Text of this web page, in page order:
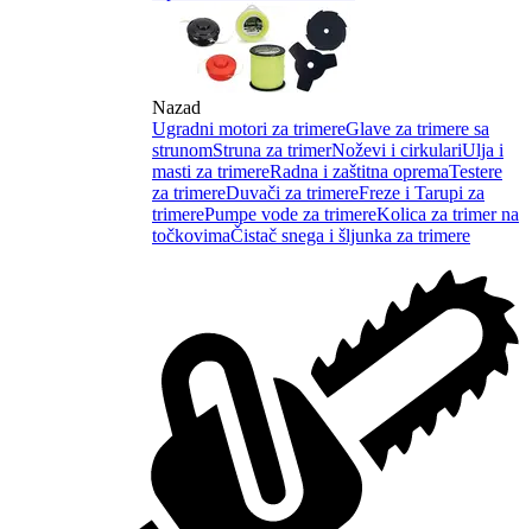
Nazad
Ugradni motori za trimereGlave za trimere sa
strunomStruna za trimerNoževi i cirkulariUlja i
masti za trimereRadna i zaštitna opremaTestere
za trimereDuvači za trimereFreze i Tarupi za
trimerePumpe vode za trimereKolica za trimer na
točkovimaČistač snega i šljunka za trimere